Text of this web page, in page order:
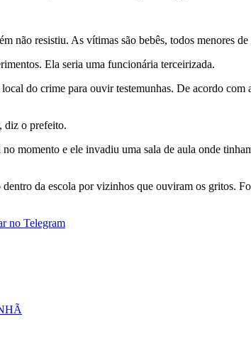
resistiu. As vítimas são bebês, todos menores de
Ela seria uma funcionária terceirizada.
do crime para ouvir testemunhas. De acordo com
diz o prefeito.
momento e ele invadiu uma sala de aula onde
da escola por vizinhos que ouviram os gritos.